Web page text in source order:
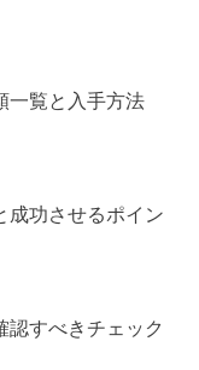
一覧と入手方法
成功させるポイン
認すべきチェック